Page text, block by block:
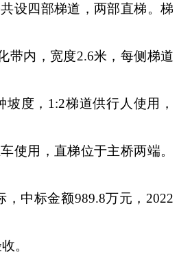
设四部梯道，两部直梯。梯
带内，宽度2.6米，每侧梯道
坡度，1:2梯道供行人使用，
使用，直梯位于主桥两端。
，中标金额989.8万元， 2022
。